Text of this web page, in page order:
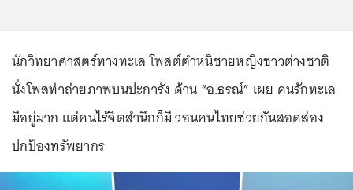
นักวิทยาศาสตร์ทางทะเล โพสต์ตำหนิชายหญิงชาวต่างชาติ
นั่งโพสท่าถ่ายภาพบนปะการัง ด้าน “อ.ธรณ์” เผย คนรักทะเล
มีอยู่มาก แต่คนไร้จิตสำนึกก็มี วอนคนไทยช่วยกันสอดส่อง
ปกป้องทรัพยากร